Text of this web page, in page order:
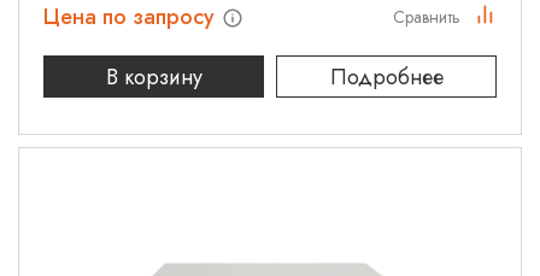
Цена по запросу
В корзину
Подробнее
Сравнить